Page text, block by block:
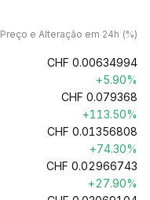
Preço e Alteração em 24h (%)
CHF 0.00634994
+5.90%
CHF 0.079368
+113.50%
CHF 0.01356808
+74.30%
CHF 0.02966743
+27.90%